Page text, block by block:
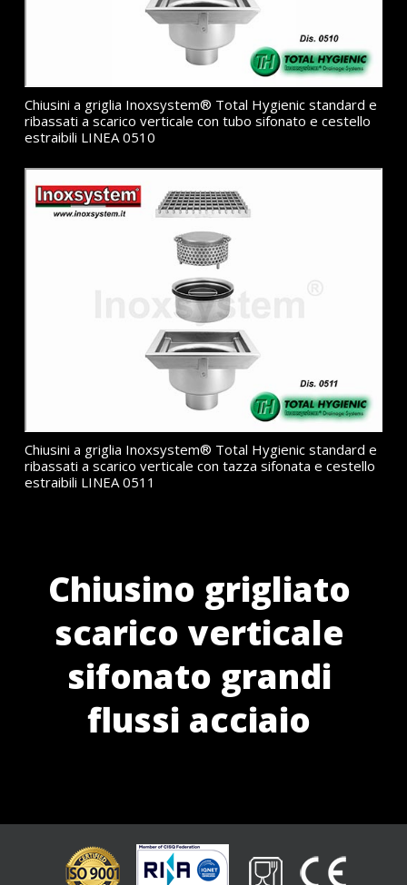
Chiusini a griglia Inoxsystem® Total Hygienic standard e
ribassati a scarico verticale con tubo sifonato e cestello
estraibili LINEA 0510
Chiusini a griglia Inoxsystem® Total Hygienic standard e
ribassati a scarico verticale con tazza sifonata e cestello
estraibili LINEA 0511
Chiusino grigliato
scarico verticale
sifonato grandi
flussi acciaio